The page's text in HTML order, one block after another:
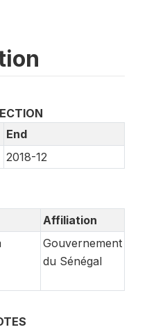
End
2018-12
Affiliation
Gouvernement
du Sénégal